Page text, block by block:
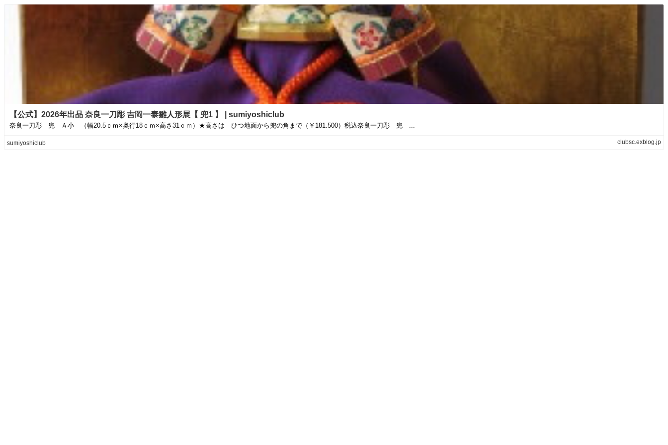
【公式】2026年出品 奈良一刀彫 吉岡一泰雛人形展【 兜1 】 | sumiyoshiclub
奈良一刀彫 兜 Ａ小 （幅20.5ｃｍ×奥行18ｃｍ×高さ31ｃｍ）★高さは ひつ地面から兜の角まで（￥181.500）税込奈良一刀彫 兜 ...
sumiyoshiclub clubsc.exblog.jp